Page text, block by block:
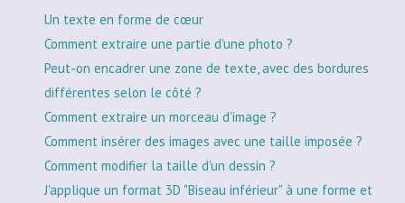
Un texte en forme de cœur
Comment extraire une partie d'une photo ?
Peut-on encadrer une zone de texte, avec des bordures
différentes selon le côté ?
Comment extraire un morceau d'image ?
Comment insérer des images avec une taille imposée ?
Comment modifier la taille d'un dessin ?
J'applique un format 3D "Biseau inférieur" à une forme et